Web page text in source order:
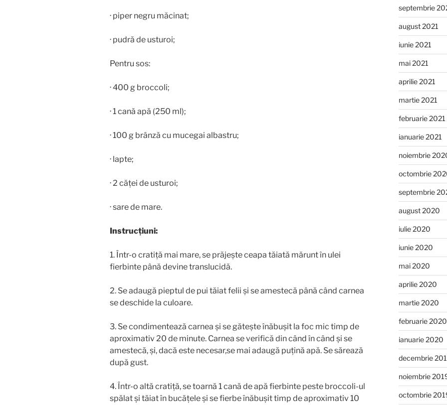
· piper negru măcinat;
· pudră de usturoi;
Pentru sos:
· 400 g broccoli;
· 1 cană apă (250 ml);
· 100 g brânză cu mucegai albastru;
· lapte;
· 2 căței de usturoi;
· sare de mare.
Instrucțiuni:
1. Într-o cratiță mai mare, se prăjește ceapa tăiată mărunt în ulei
fierbinte până devine translucidă.
2. Se adaugă pieptul de pui tăiat felii și se amestecă până când carnea
se deschide la culoare.
3. Se condimentează carnea și se gătește înăbușit la foc mic timp de
aproximativ 20 de minute. Carnea se verifică din când în când și se
amestecă, și, dacă este necesar,se mai adaugă puțină apă. Se sărează
după gust.
4. Într-o altă cratiță, se toarnă 1 cană de apă fierbinte peste broccoli-ul
spălat și tăiat în bucățele și se fierbe înăbușit timp de aproximativ 10
septembrie
august 2021
iunie 2021
mai 2021
aprilie 2021
martie 2021
februarie 2021
ianuarie 2021
noiembrie
octombrie
septembrie
august 2020
iulie 2020
iunie 2020
mai 2020
aprilie 2020
martie 2020
februarie 2020
ianuarie 2020
decembrie
noiembrie
octombrie